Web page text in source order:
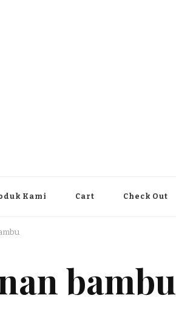
Kami Cart Check Out
bambu